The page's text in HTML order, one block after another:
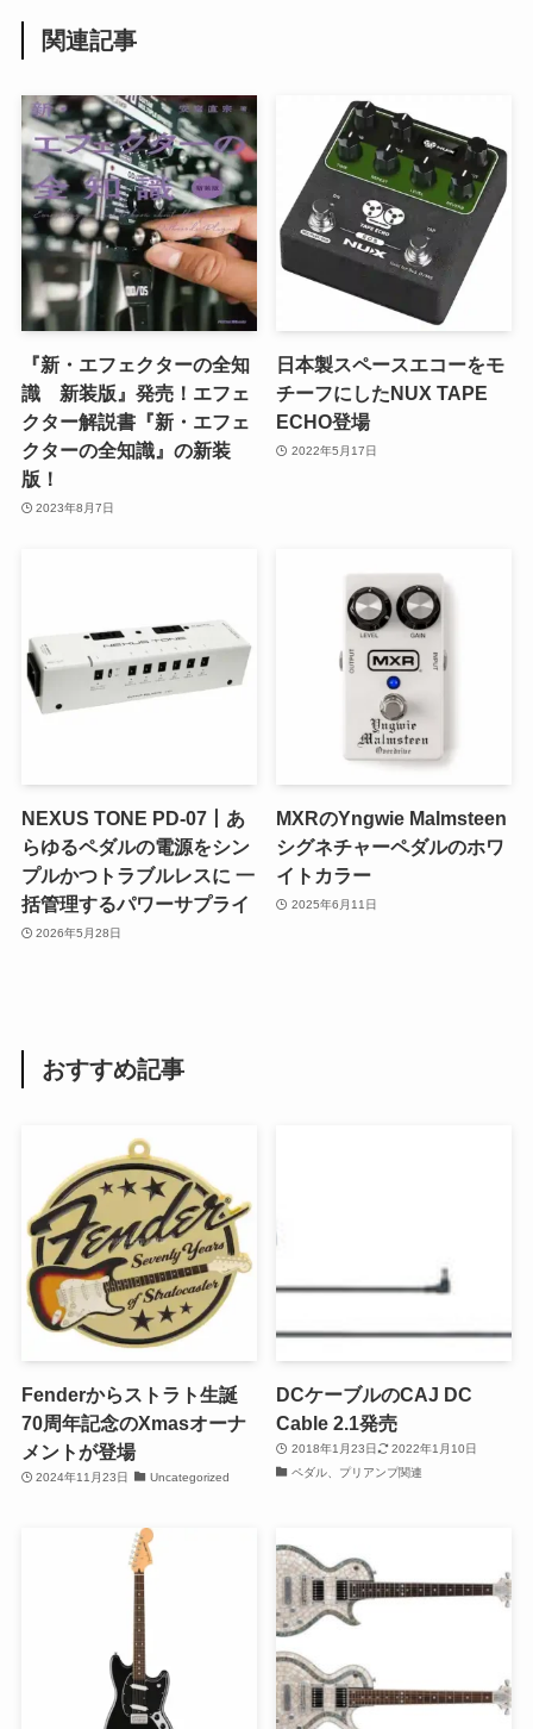
関連記事
『新・エフェクターの全知
識 新装版』発売！エフェ
クター解説書『新・エフェ
クターの全知識』の新装
版！
2023年8月7日
日本製スペースエコーをモ
チーフにしたNUX TAPE
ECHO登場
2022年5月17日
NEXUS TONE PD-07丨あ
らゆるペダルの電源をシン
プルかつトラブルレスに 一
括管理するパワーサプライ
2026年5月28日
MXRのYngwie Malmsteen
シグネチャーペダルのホワ
イトカラー
2025年6月11日
おすすめ記事
Fenderからストラト生誕
70周年記念のXmasオーナ
メントが登場
2024年11月23日 Uncategorized
DCケーブルのCAJ DC
Cable 2.1発売
2018年1月23日
2022年1月10日
ペダル、プリアンプ関連